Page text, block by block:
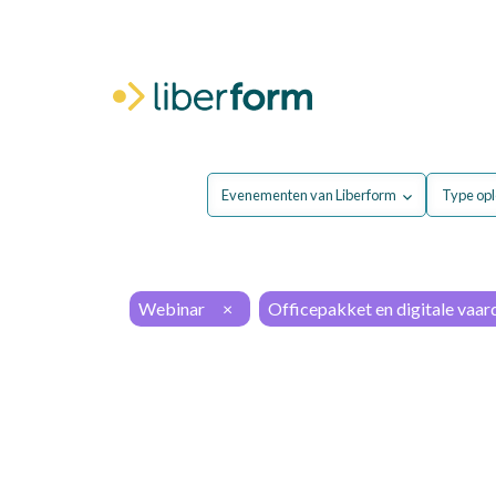
Evenementen van Liberform Type
Webinar × Officepakket en digitale